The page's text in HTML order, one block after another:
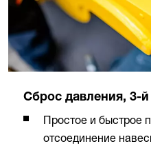
Сброс давления, 3-й
Простое и быстрое
отсоединение